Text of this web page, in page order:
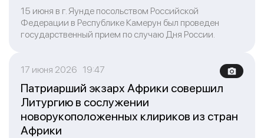
15 июня в г. Яунде посольством Российской
Федерации в Республике Камерун был проведен
государственный прием по случаю Дня России.
17 июня 2026 19:47
Патриарший экзарх Африки совершил
Литургию в сослужении
новорукоположенных клириков из стран
Африки